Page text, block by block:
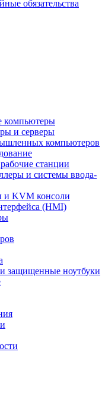
обязательства
компьютеры
и серверы
компьютеров
станции
и системы ввода-
KVM консоли
(HMI)
защищенные ноутбуки